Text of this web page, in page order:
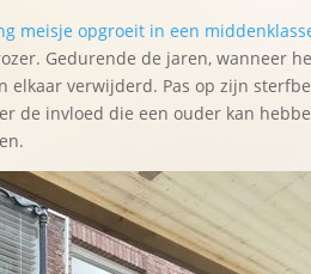
meisje opgroeit in een
Gedurende de jaren, wanneer
elkaar verwijderd. Pas op zijn
de invloed die een ouder kan